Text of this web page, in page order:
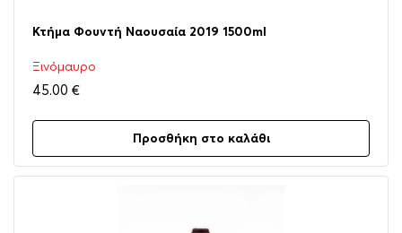
Κτήμα Φουντή Ναουσαία 2019 1500ml
Ξινόμαυρο
45.00 €
Προσθήκη στο καλάθι